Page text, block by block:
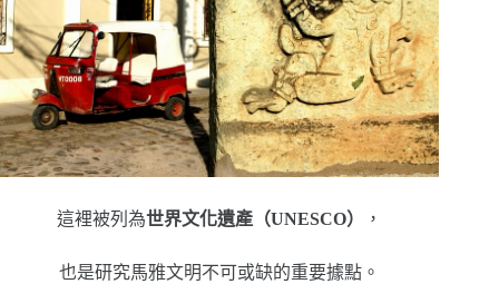
這裡被列為世界文化遺產（UNESCO） ，
也是研究馬雅文明不可或缺的重要據點。